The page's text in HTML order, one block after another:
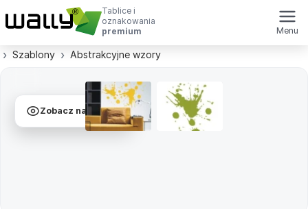
Tablice i
oznakowania
premium
Menu
Szablony Abstrakcyjne wzory
Zobacz na ścianie